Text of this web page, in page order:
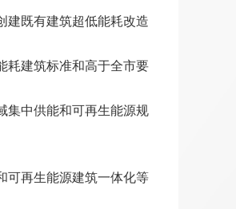
建既有建筑超低能耗改造
耗建筑标准和高于全市要
集中供能和可再生能源规
可再生能源建筑一体化等